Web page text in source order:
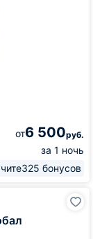
от6 500руб.
за 1 ночь
325 бонусов